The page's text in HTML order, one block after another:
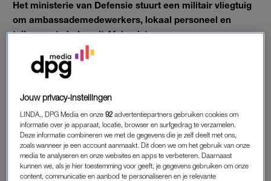
Het ministerie van Defensie stuurt een militair vliegtuig
om ambassademedewerkers, lokaal personeel en
tolken op te halen uit Afghanistan.
Dat bevestigt een woordvoerder van het ministerie na
berichtgeving van
MILITAIR VLIEGTUIG
De woordvoerder kon vanwege veiligheidsredenen niet zeggen
wanneer het vliegtuig vertrekt of waar het landt. Ook is niet
bekend of al het ambassadepersoneel mee terugvliegt, of dat
er nog enkelen achterblijven om de werkzaamheden voort te
Jouw privacy-instellingen
LINDA., DPG Media en onze92 advertentiepartners gebruiken cookies om
informatie over je apparaat, locatie, browser en surfgedrag te verzamelen.
Deze informatie combineren we met de gegevens die je zelf deelt met ons,
zoals wanneer je een account aanmaakt. Dit doen we om het gebruik van onze
media te analyseren en onze websites en apps te verbeteren. Daarnaast
kunnen we, als je hier toestemming voor geeft, je gegevens gebruiken om onze
content, communicatie en aanbod te personaliseren en je relevante